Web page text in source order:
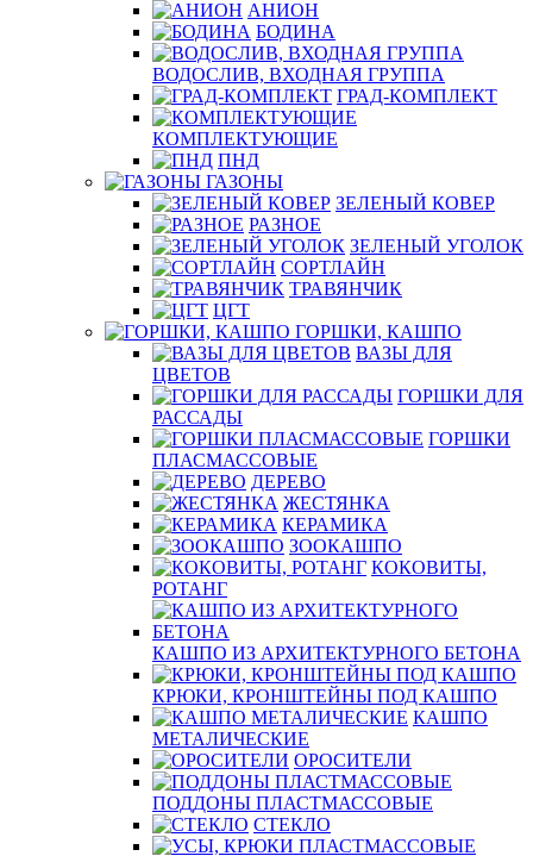
АНИОН
БОДИНА
ВОДОСЛИВ, ВХОДНАЯ ГРУППА
ГРАД-КОМПЛЕКТ
КОМПЛЕКТУЮЩИЕ
ПНД
ГАЗОНЫ
ЗЕЛЕНЫЙ КОВЕР
РАЗНОЕ
ЗЕЛЕНЫЙ УГОЛОК
СОРТЛАЙН
ТРАВЯНЧИК
ЦГТ
ГОРШКИ, КАШПО
ВАЗЫ ДЛЯ
ЦВЕТОВ
ГОРШКИ ДЛЯ
РАССАДЫ
ГОРШКИ
ПЛАСМАССОВЫЕ
ДЕРЕВО
ЖЕСТЯНКА
КЕРАМИКА
ЗООКАШПО
КОКОВИТЫ,
РОТАНГ
КАШПО ИЗ АРХИТЕКТУРНОГО БЕТОНА
КРЮКИ, КРОНШТЕЙНЫ ПОД КАШПО
КАШПО
МЕТАЛИЧЕСКИЕ
ОРОСИТЕЛИ
ПОДДОНЫ ПЛАСТМАССОВЫЕ
СТЕКЛО